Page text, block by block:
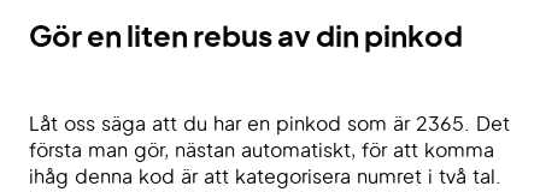
Gör en liten rebus av din pinkod
Låt oss säga att du har en pinkod som är 2365. Det
första man gör, nästan automatiskt, för att komma
ihåg denna kod är att kategorisera numret i två tal.